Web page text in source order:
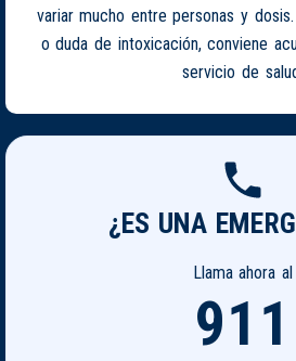
variar mucho entre personas y
o duda de intoxicación, conviene
servicio de
¿ES UNA
Llama ahora al
911